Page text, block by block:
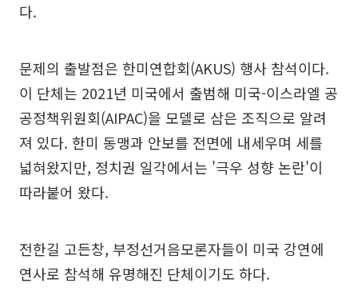
다.
문제의 출발점은 한미연합회(AKUS) 행사 참석이다.
이 단체는 2021년 미국에서 출범해 미국-이스라엘 공
공정책위원회(AIPAC)을 모델로 삼은 조직으로 알려
져 있다. 한미 동맹과 안보를 전면에 내세우며 세를
넓혀왔지만, 정치권 일각에서는 '극우 성향 논란'이
따라붙어 왔다.
전한길 고든창, 부정선거음모론자들이 미국 강연에
연사로 참석해 유명해진 단체이기도 하다.